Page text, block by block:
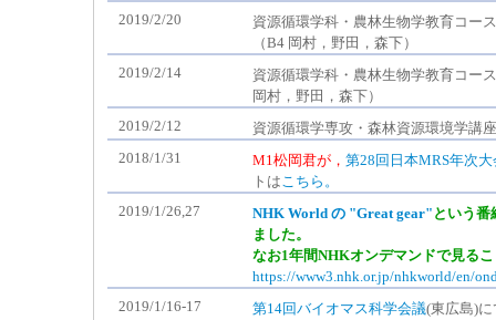
2019/2/20
資源循環学科・農林生物学教育コー
（B4 岡村，野田，森下）
2019/2/14
資源循環学科・農林生物学教育コー
岡村，野田，森下）
2019/2/12
資源循環学専攻・森林資源環境学講
2018/1/31
M1松岡君が， 第28回日本MRS年次大
トはこちら。
2019/1/26,27
NHK World の "Great gear" という番
ました。
なお1年間NHKオンデマンドで見る
https://www3.nhk.or.jp/nhkworld/en/
2019/1/16-17
第14回バイオマス科学会議(東広島)